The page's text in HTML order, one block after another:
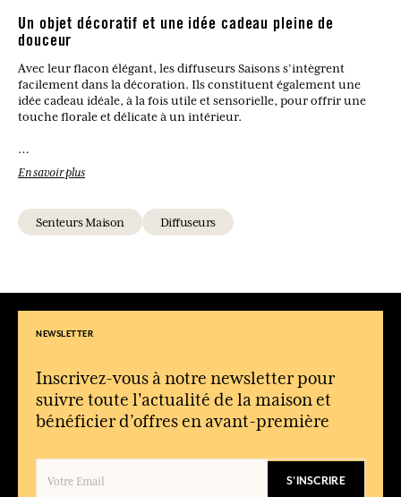
Un objet décoratif et une idée cadeau pleine de
douceur
Avec leur flacon élégant, les diffuseurs Saisons s’intègrent
facilement dans la décoration. Ils constituent également une
idée cadeau idéale, à la fois utile et sensorielle, pour offrir une
touche florale et délicate à un intérieur.
Quel type de senteurs proposent les diffuseurs Saisons ?
Principalement des fragrances florales inspirées de fleurs
Le parfum change-t-il selon la saison ?
Comment fonctionne le diffuseur ?
Les bâtonnets diffusent le parfum progressivement dans l’air, de
Ils conviennent à toutes les pièces de la maison, notamment le
salon, la chambre ou l’entrée.
Est-ce une bonne idée cadeau ?
délicat et facile à offrir.
En savoir plus
Senteurs Maison Diffuseurs
NEWSLETTER
Inscrivez-vous à notre newsletter pour
suivre toute l'actualité de la maison et
bénéficier d’offres en avant-première
S'INSCRIRE